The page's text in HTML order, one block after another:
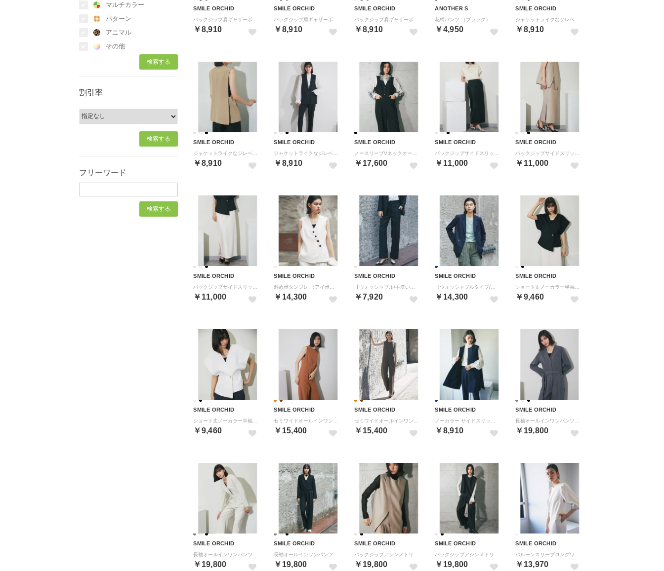
マルチカラー
パターン
アニマル
その他
割引率
フリーワード
SMILE ORCHID
￥8,910
SMILE ORCHID
￥8,910
SMILE ORCHID
￥8,910
ANOTHER S
花柄パンツ （ブラック）
￥4,950
SMILE ORCHID
￥8,910
SMILE ORCHID
￥8,910
SMILE ORCHID
￥8,910
SMILE ORCHID
￥17,600
SMILE ORCHID
￥11,000
SMILE ORCHID
￥11,000
SMILE ORCHID
￥11,000
SMILE ORCHID
￥14,300
SMILE ORCHID
￥7,920
SMILE ORCHID
￥14,300
SMILE ORCHID
￥9,460
SMILE ORCHID
￥9,460
SMILE ORCHID
￥15,400
SMILE ORCHID
￥15,400
SMILE ORCHID
￥8,910
SMILE ORCHID
￥19,800
SMILE ORCHID
￥19,800
SMILE ORCHID
￥19,800
SMILE ORCHID
￥19,800
SMILE ORCHID
￥19,800
SMILE ORCHID
￥13,970